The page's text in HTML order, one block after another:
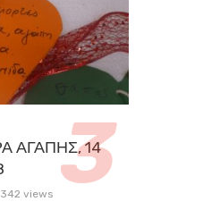
ΑΓΑΠΗΣ, 14
views